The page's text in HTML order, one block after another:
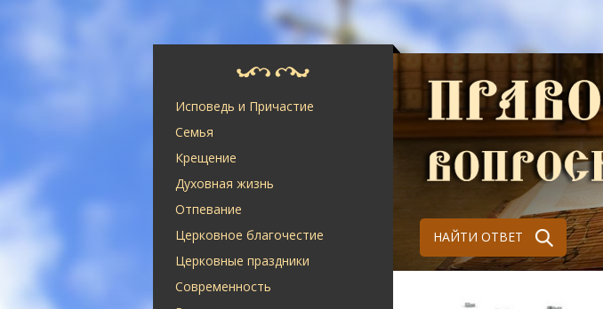
Исповедь и Причастие
Семья
Крещение
Духовная жизнь
Отпевание
Церковное благочестие
Церковные праздники
Современность
НАЙТИ ОТВЕТ